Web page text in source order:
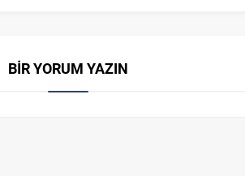
BİR YORUM YAZIN